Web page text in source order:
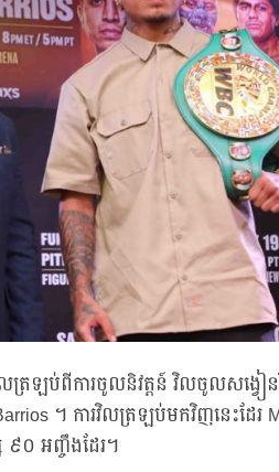
លត្រឡប់ពីការចូលនិវត្តន៍ វិលចូលសង្វ
។ ការវិលត្រឡប់មកវិញនេះដែរ
៩០ អញ្ចឹងដែរ។